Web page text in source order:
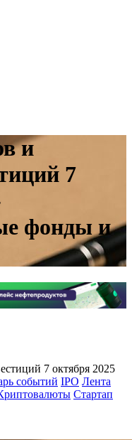
и
7
фонды и
7 октября 2025
событий IPO Лента
Стартап